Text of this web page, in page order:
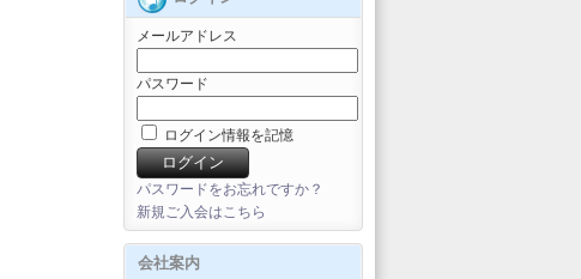
メールアドレス
パスワード
ログイン情報を記憶
パスワードをお忘れですか？
新規ご入会はこちら
会社案内